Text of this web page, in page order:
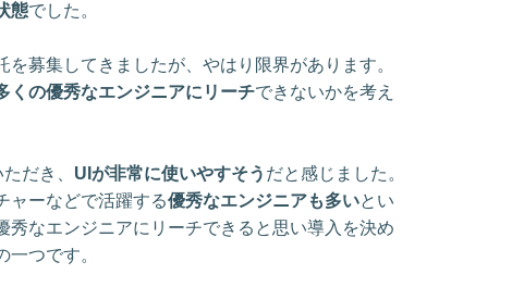
態でした。
募集してきましたが、やはり限界があります。
くの優秀なエンジニアにリーチできないかを考え
だき、 UIが非常に使いやすそう だと感じました。
ャーなどで活躍する優秀なエンジニアも多いとい
秀なエンジニアにリーチできると思い導入を決め
つです。